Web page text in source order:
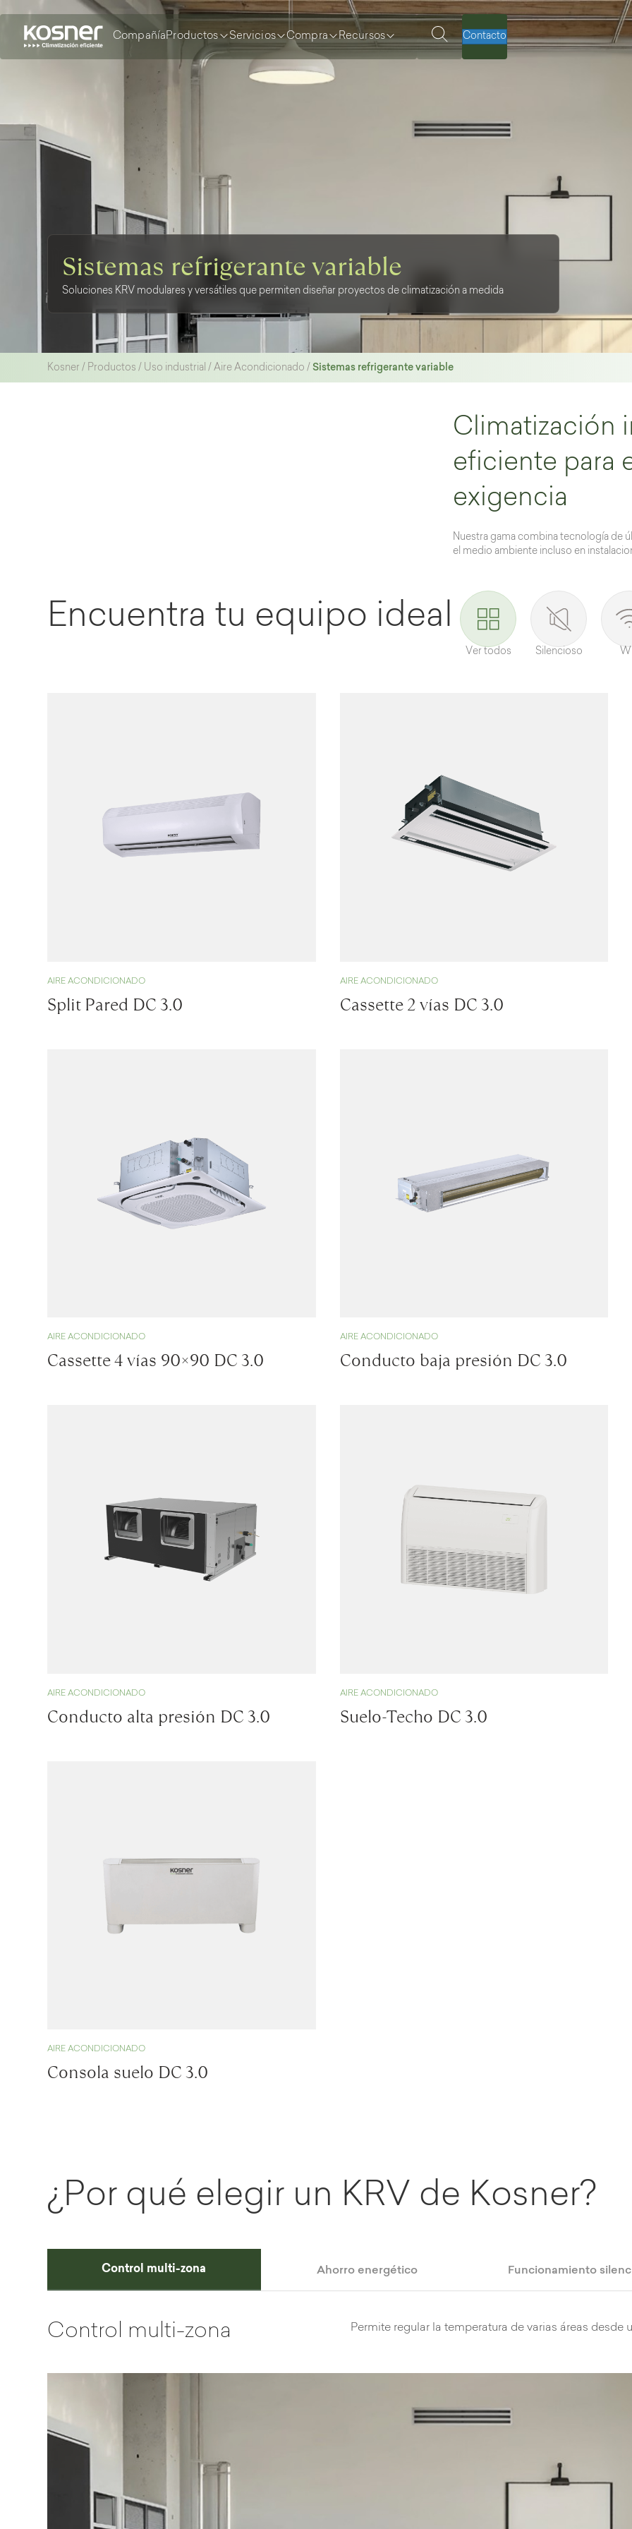
CompañíaProductos Servicios Compra Recursos Contacto
Sistemas refrigerante variable
Soluciones KRV modulares y versátiles que permiten diseñar proyectos de climatización a medida
Kosner / Productos / Uso industrial /Aire Acondicionado / Sistemas refrigerante variable
Climatización
eficiente para
exigencia
Nuestra gama combina tecnología de
el medio ambiente incluso en
Encuentra tu equipo ideal
Ver todos Silencioso
AIRE ACONDICIONADO
Split Pared DC 3.0
AIRE ACONDICIONADO
Cassette 2 vías DC 3.0
AIRE ACONDICIONADO
Cassette 4 vías 90×90 DC 3.0
AIRE ACONDICIONADO
Conducto baja presión DC 3.0
AIRE ACONDICIONADO
Conducto alta presión DC 3.0
AIRE ACONDICIONADO
Suelo-Techo DC 3.0
AIRE ACONDICIONADO
Consola suelo DC 3.0
¿Por qué elegir un KRV de Kosner?
Control multi-zona Ahorro energético Funcionamiento
Control multi-zona Permite regular la temperatura de varias áreas desde